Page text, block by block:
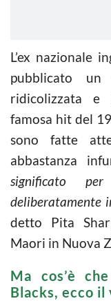
L’ex nazionale
pubblicato
ridicolizzata
famosa hit del
sono fatte
abbastanza
significato
deliberatamente
detto Pita
Maori in Nuova
Ma cos’è
Blacks, ecco il